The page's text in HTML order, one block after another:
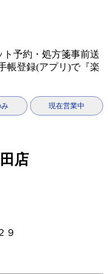
ト予約・処方箋事前送
帳登録(アプリ)で『楽
み 現在営業中
店
９